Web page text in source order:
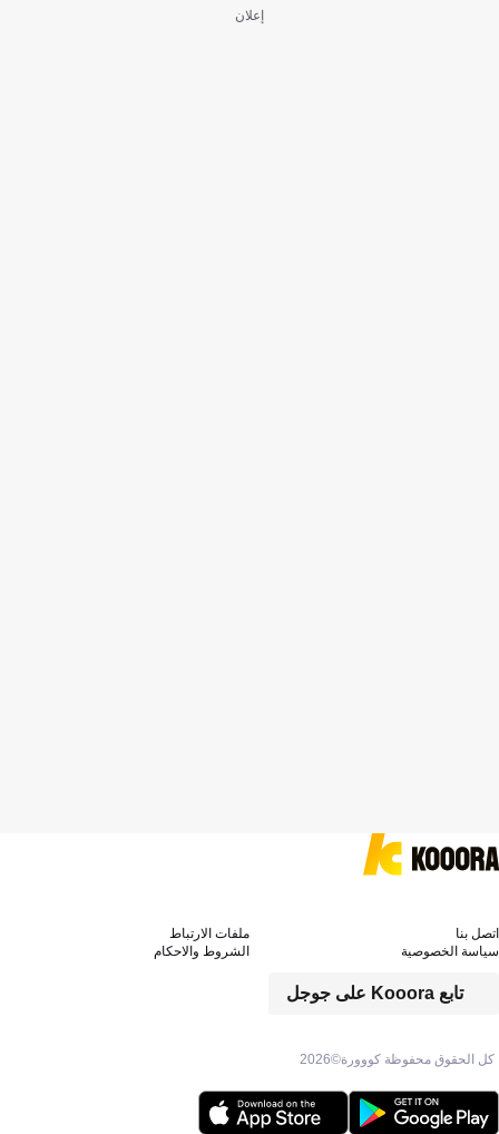
إعلان
كل الحقوق محفوظة كووورة©2026
تابع Kooora على جوجل
اتصل بنا
ملفات الارتباط
سياسة الخصوصية
الشروط والاحكام